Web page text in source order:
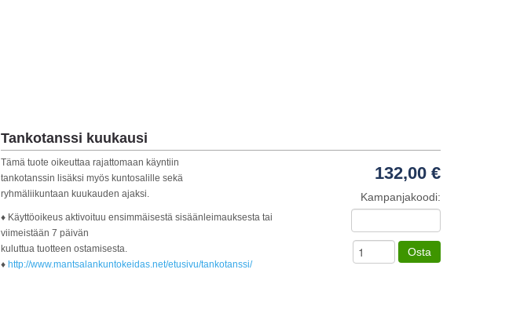
Tankotanssi kuukausi
Tämä tuote oikeuttaa rajattomaan käyntiin
tankotanssin lisäksi myös kuntosalille sekä
ryhmäliikuntaan kuukauden ajaksi.
♦ Käyttöoikeus aktivoituu ensimmäisestä sisäänleimauksesta tai
viimeistään 7 päivän
kuluttua tuotteen ostamisesta.
♦ http://www.mantsalankuntokeidas.net/etusivu/tankotanssi/
132,00 €
Kampanjakoodi:
Osta